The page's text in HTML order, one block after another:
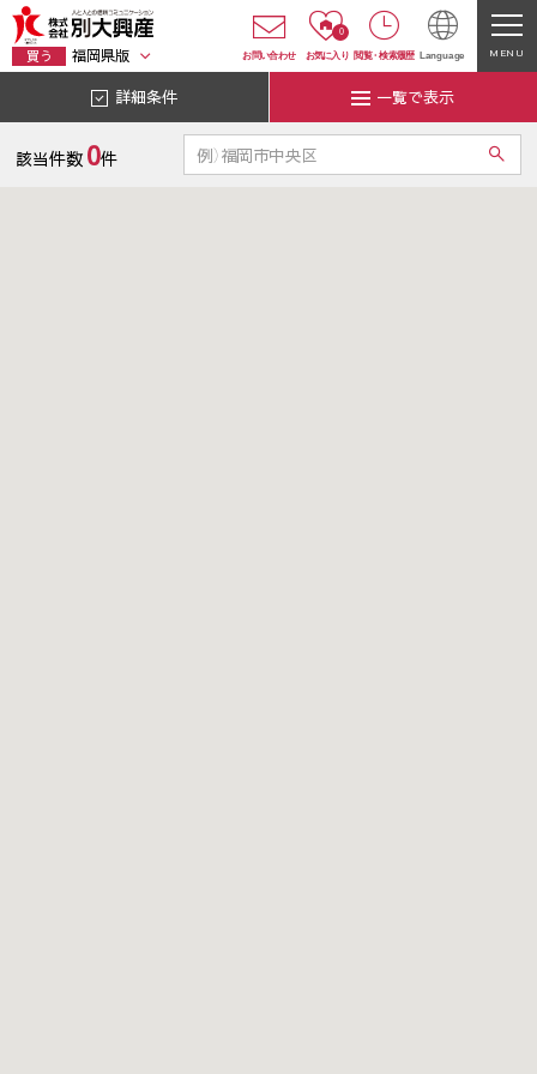
買う 福岡県版 お問い合わせ
0
お気に入り 閲覧・ 検索履歴 Language MENU
詳細条件 一覧で表示
該当件数 0件